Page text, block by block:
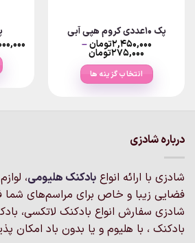
پک 10عددی کروم هپی آبی
۲,۴۵۰,۰۰۰تومان–
۲۷۵,۰۰۰تومانPrice
range:
through
۲,۴۵۰,۰۰۰تومان
انتخاب گزینه ها
باشد.
گزینه
ها
ممکن
است
درباره شادزی
شادزی با ارائه انواع بادکنک‌ هلیومی،
فضایی زیبا و خاص برای مراسم‌های شما
شادزی سفارش انواع بادکنک لاتکسی،
بادکنک ، با هلیوم و یا بدون باد امکان